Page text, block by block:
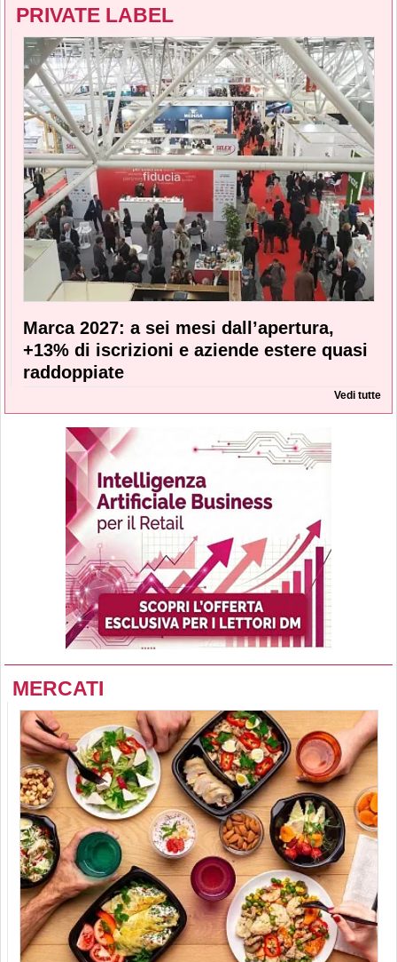
PRIVATE LABEL
Marca 2027: a sei mesi dall’apertura,
+13% di iscrizioni e aziende estere quasi
raddoppiate
Vedi tutte
MERCATI